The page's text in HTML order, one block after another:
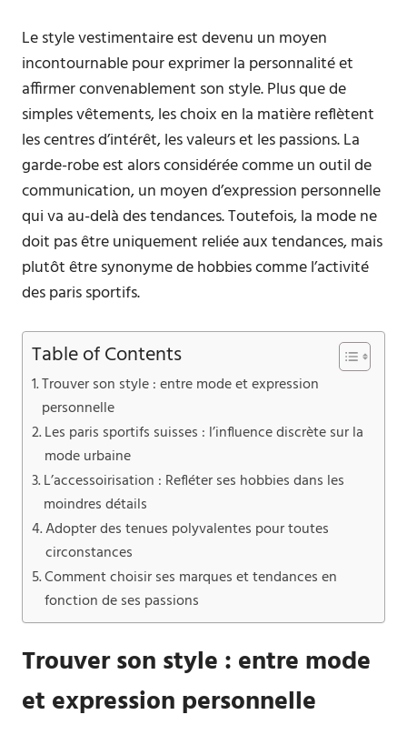
Le style vestimentaire est devenu un moyen
incontournable pour exprimer la personnalité et
affirmer convenablement son style. Plus que de
simples vêtements, les choix en la matière reflètent
les centres d’intérêt, les valeurs et les passions. La
garde-robe est alors considérée comme un outil de
communication, un moyen d’expression personnelle
qui va au-delà des tendances. Toutefois, la mode ne
doit pas être uniquement reliée aux tendances, mais
plutôt être synonyme de hobbies comme l’activité
des paris sportifs.
Table of Contents
Trouver son style : entre mode et expression
personnelle
Les paris sportifs suisses : l’influence discrète sur la
mode urbaine
L’accessoirisation : Refléter ses hobbies dans les
moindres détails
Adopter des tenues polyvalentes pour toutes
circonstances
Comment choisir ses marques et tendances en
fonction de ses passions
Trouver son style : entre mode
et expression personnelle